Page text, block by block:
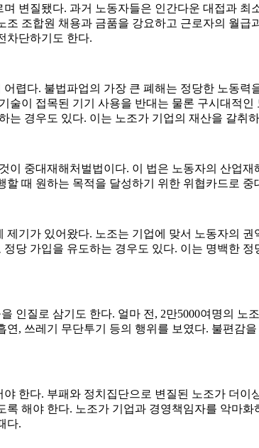
변질됐다. 과거 노동자들은 인간다운 대접과
조합원 채용과 금품을 강요하고 근로자의 월
차단하기도 한다.
렵다. 불법파업의 가장 큰 폐해는 정당한 노동
이 접목된 기기 사용을 반대는 물론 구시대적
경우도 있다. 이는 노조가 기업의 재산을 갈취
이 중대재해처벌법이다. 이 법은 노동자의 산업
때 원하는 목적을 달성하기 위한 위협카드로
기가 있어왔다. 노조는 기업에 맞서 노동자의
당 가입을 유도하는 경우도 있다. 이는 명백한
인질로 삼기도 한다. 얼마 전, 2만5000여명의
, 쓰레기 무단투기 등의 행위를 보였다. 불편감
한다. 부패와 정치집단으로 변질된 노조가 더
해야 한다. 노조가 기업과 경영책임자를 악마
다.